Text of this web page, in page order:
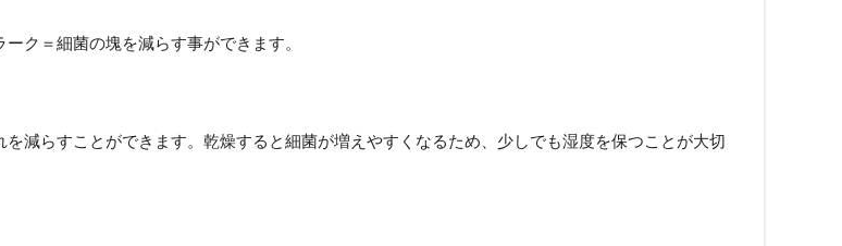
ク＝細菌の塊を減らす事ができます。
減らすことができます。乾燥すると細菌が増えやすくなるため、少しでも湿度を保つことが大切